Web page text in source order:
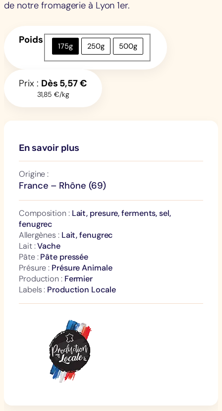
de notre fromagerie à Lyon 1er.
Poids
175g 250g 500g
Prix : Dès 5,57€
31,85 €/kg
En savoir plus
Origine :
France – Rhône (69)
Composition : Lait, presure, ferments, sel,
fenugrec
Allergènes : Lait, fenugrec
Lait :Vache
Pâte : Pâte pressée
Présure : Présure Animale
Production : Fermier
Labels : Production Locale